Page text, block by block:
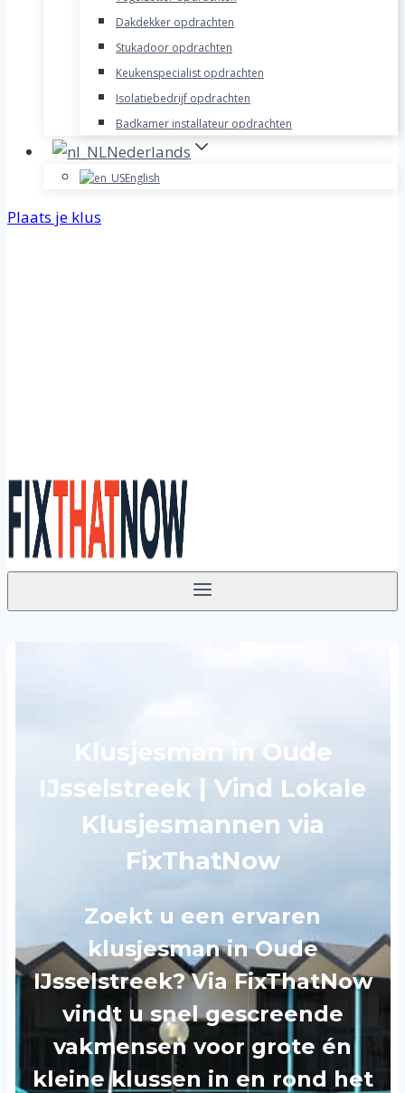
Dakdekker opdrachten
Stukadoor opdrachten
Keukenspecialist opdrachten
Isolatiebedrijf opdrachten
Badkamer installateur opdrachten
Nederlands
English
Plaats je klus
Klusjesman in Oude
IJsselstreek | Vind Lokale
Klusjesmannen via
FixThatNow
Zoekt u een ervaren
klusjesman in Oude
IJsselstreek? Via FixThatNow
vindt u snel gescreende
vakmensen voor grote én
kleine klussen in en rond het